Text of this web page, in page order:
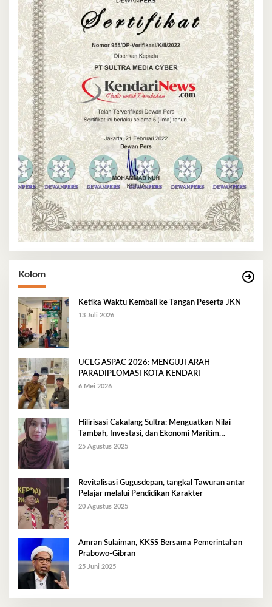
Kolom
Ketika Waktu Kembali ke Tangan Peserta JKN
13 Juli 2026
UCLG ASPAC 2026: MENGUJI ARAH
PARADIPLOMASI KOTA KENDARI
6 Mei 2026
Hilirisasi Cakalang Sultra: Menguatkan Nilai
Tambah, Investasi, dan Ekonomi Maritim
Berkelanjutan
25 Agustus 2025
Revitalisasi Gugusdepan, tangkal Tawuran antar
Pelajar melalui Pendidikan Karakter
20 Agustus 2025
Amran Sulaiman, KKSS Bersama Pemerintahan
Prabowo-Gibran
25 Juni 2025